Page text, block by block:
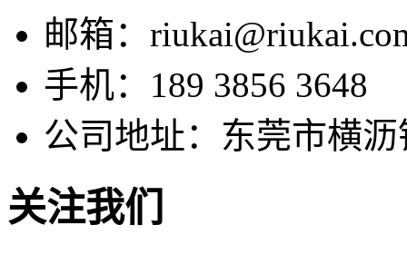
邮箱：
手机：189 3856 3648
公司地址：东莞市横
关注我们